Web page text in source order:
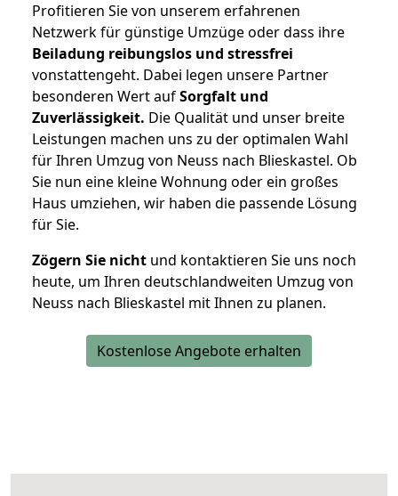
Profitieren Sie von unserem erfahrenen
Netzwerk für günstige Umzüge oder dass ihre
Beiladung reibungslos und stressfrei
vonstattengeht. Dabei legen unsere Partner
besonderen Wert aufSorgfalt und
Zuverlässigkeit. Die Qualität und unser breite
Leistungen machen uns zu der optimalen Wahl
für Ihren Umzug von Neuss nach Blieskastel. Ob
Sie nun eine kleine Wohnung oder ein großes
Haus umziehen, wir haben die passende Lösung
für Sie.
Zögern Sie nicht und kontaktieren Sie uns noch
heute, um Ihren deutschlandweiten Umzug von
Neuss nach Blieskastel mit Ihnen zu planen.
Kostenlose Angebote erhalten